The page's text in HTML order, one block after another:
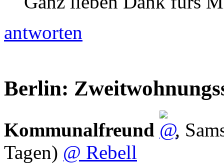
antworten
Berlin:
Kommunalfreund ,
Tagen) @ Rebell